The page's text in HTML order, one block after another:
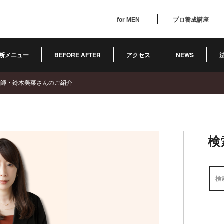
for MEN プロ養成講座
メニュー BEFORE AFTER アクセス NEWS
・鈴木美菜さんのご紹介
検